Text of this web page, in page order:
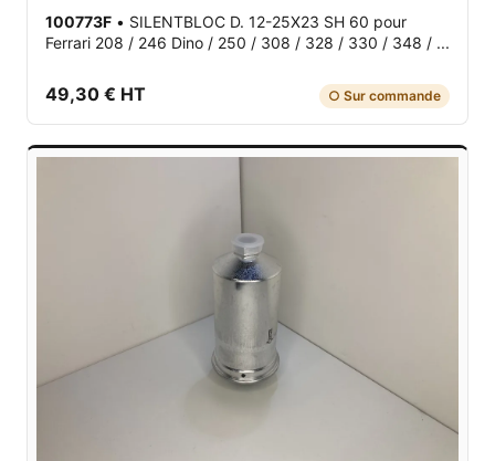
100773F • SILENTBLOC D. 12-25X23 SH 60 pour
Ferrari 208 / 246 Dino / 250 / 308 / 328 / 330 / 348 / ...
49,30 € HT ○ Sur commande